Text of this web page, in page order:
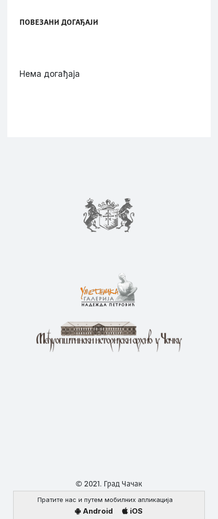
ПОВЕЗАНИ ДОГАЂАЈИ
Нема догађаја
© 2021. Град Чачак
Пратите нас и путем мобилних апликација
Android iOS